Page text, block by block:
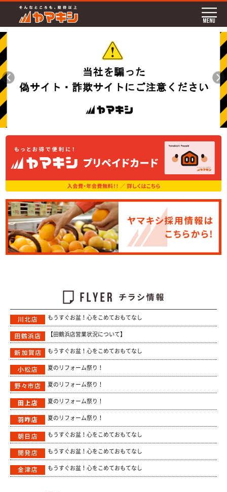
もうすぐお盆！心をこめておもてなし
【田鶴浜店営業状況について】
もうすぐお盆！心をこめておもてなし
夏のリフォーム祭り！
夏のリフォーム祭り！
夏のリフォーム祭り！
夏のリフォーム祭り！
もうすぐお盆！心をこめておもてなし
もうすぐお盆！心をこめておもてなし
もうすぐお盆！心をこめておもてなし